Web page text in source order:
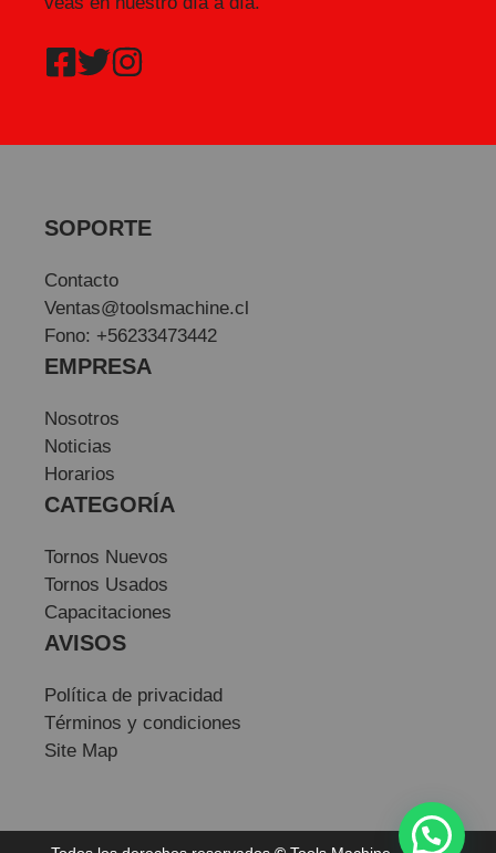
SOPORTE
Contacto
Ventas@toolsmachine.cl
Fono: +56233473442
EMPRESA
Nosotros
Noticias
Horarios
CATEGORÍA
Tornos Nuevos
Tornos Usados
Capacitaciones
AVISOS
Política de privacidad
Términos y condiciones
Site Map